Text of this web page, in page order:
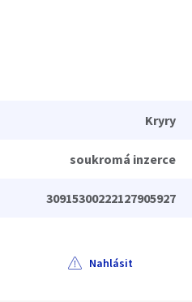
Kryry
soukromá inzerce
30915300222127905927
Nahlásit